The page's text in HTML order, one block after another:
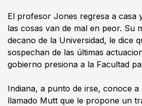
El profesor Jones regresa a casa
las cosas van de mal en peor. Su
decano de la Universidad, le dice
sospechan de las últimas
gobierno presiona a la Facultad
Indiana, a punto de irse, conoce
llamado Mutt que le propone un